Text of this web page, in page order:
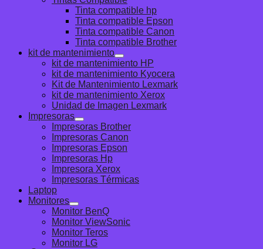
Tinta compatible hp
Tinta compatible Epson
Tinta compatible Canon
Tinta compatible Brother
kit de mantenimiento
kit de mantenimiento HP
kit de mantenimiento Kyocera
Kit de Mantenimiento Lexmark
kit de mantenimiento Xerox
Unidad de Imagen Lexmark
Impresoras
Impresoras Brother
Impresoras Canon
Impresoras Epson
Impresoras Hp
Impresora Xerox
Impresoras Térmicas
Laptop
Monitores
Monitor BenQ
Monitor ViewSonic
Monitor Teros
Monitor LG